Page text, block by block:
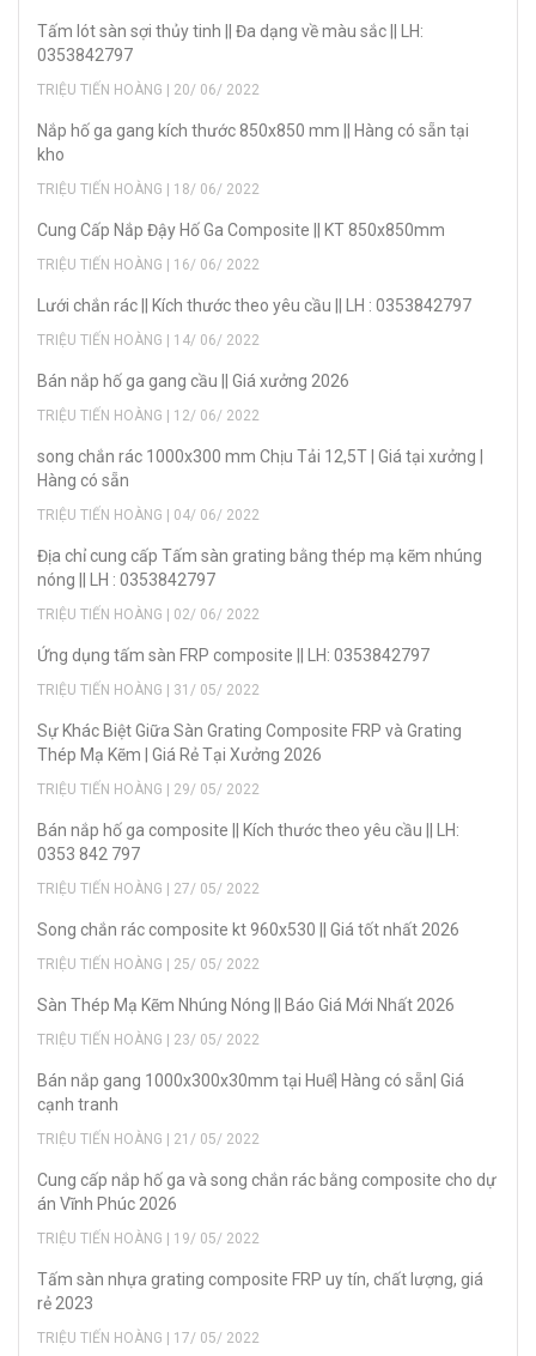
Tấm lót sàn sợi thủy tinh || Đa dạng về màu sắc || LH:
0353842797
TRIỆU TIẾN HOÀNG | 20/ 06/ 2022
Nắp hố ga gang kích thước 850x850 mm || Hàng có sẵn tại
kho
TRIỆU TIẾN HOÀNG | 18/ 06/ 2022
Cung Cấp Nắp Đậy Hố Ga Composite || KT 850x850mm
TRIỆU TIẾN HOÀNG | 16/ 06/ 2022
Lưới chắn rác || Kích thước theo yêu cầu || LH : 0353842797
TRIỆU TIẾN HOÀNG | 14/ 06/ 2022
Bán nắp hố ga gang cầu || Giá xưởng 2026
TRIỆU TIẾN HOÀNG | 12/ 06/ 2022
song chắn rác 1000x300 mm Chịu Tải 12,5T | Giá tại xưởng |
Hàng có sẵn
TRIỆU TIẾN HOÀNG | 04/ 06/ 2022
Địa chỉ cung cấp Tấm sàn grating bằng thép mạ kẽm nhúng
nóng || LH : 0353842797
TRIỆU TIẾN HOÀNG | 02/ 06/ 2022
Ứng dụng tấm sàn FRP composite || LH: 0353842797
TRIỆU TIẾN HOÀNG | 31/ 05/ 2022
Sự Khác Biệt Giữa Sàn Grating Composite FRP và Grating
Thép Mạ Kẽm | Giá Rẻ Tại Xưởng 2026
TRIỆU TIẾN HOÀNG | 29/ 05/ 2022
Bán nắp hố ga composite || Kích thước theo yêu cầu || LH:
0353 842 797
TRIỆU TIẾN HOÀNG | 27/ 05/ 2022
Song chắn rác composite kt 960x530 || Giá tốt nhất 2026
TRIỆU TIẾN HOÀNG | 25/ 05/ 2022
Sàn Thép Mạ Kẽm Nhúng Nóng || Báo Giá Mới Nhất 2026
TRIỆU TIẾN HOÀNG | 23/ 05/ 2022
Bán nắp gang 1000x300x30mm tại Huế| Hàng có sẵn| Giá
cạnh tranh
TRIỆU TIẾN HOÀNG | 21/ 05/ 2022
Cung cấp nắp hố ga và song chắn rác bằng composite cho dự
án Vĩnh Phúc 2026
TRIỆU TIẾN HOÀNG | 19/ 05/ 2022
Tấm sàn nhựa grating composite FRP uy tín, chất lượng, giá
rẻ 2023
TRIỆU TIẾN HOÀNG | 17/ 05/ 2022